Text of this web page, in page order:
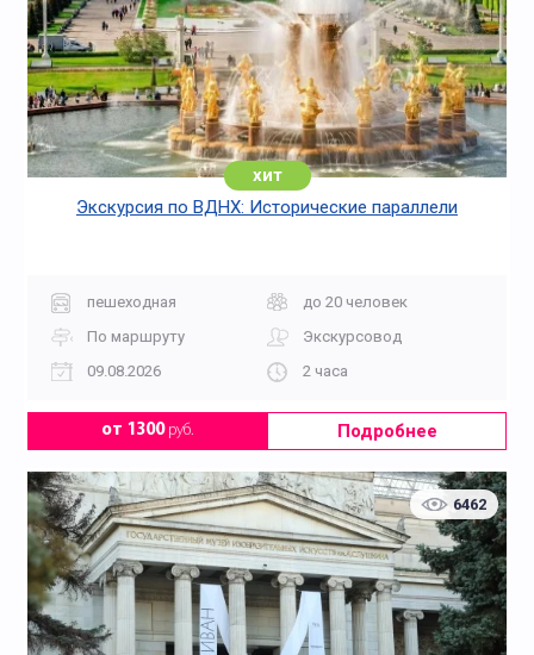
хит
Экскурсия по ВДНХ: Исторические параллели
пешеходная
до 20 человек
По маршруту
Экскурсовод
09.08.2026
2 часа
от 1300руб. Подробнее
6462